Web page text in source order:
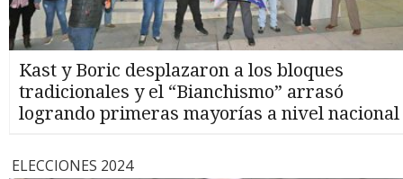
Kast y Boric desplazaron a los bloques
tradicionales y el “Bianchismo” arrasó
logrando primeras mayorías a nivel nacional
ELECCIONES 2024